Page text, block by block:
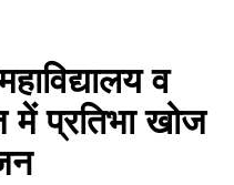
व
प्रतिभा खोज